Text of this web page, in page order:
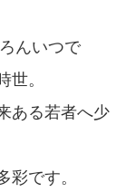
んいつで
。
ある若者へ少
です。